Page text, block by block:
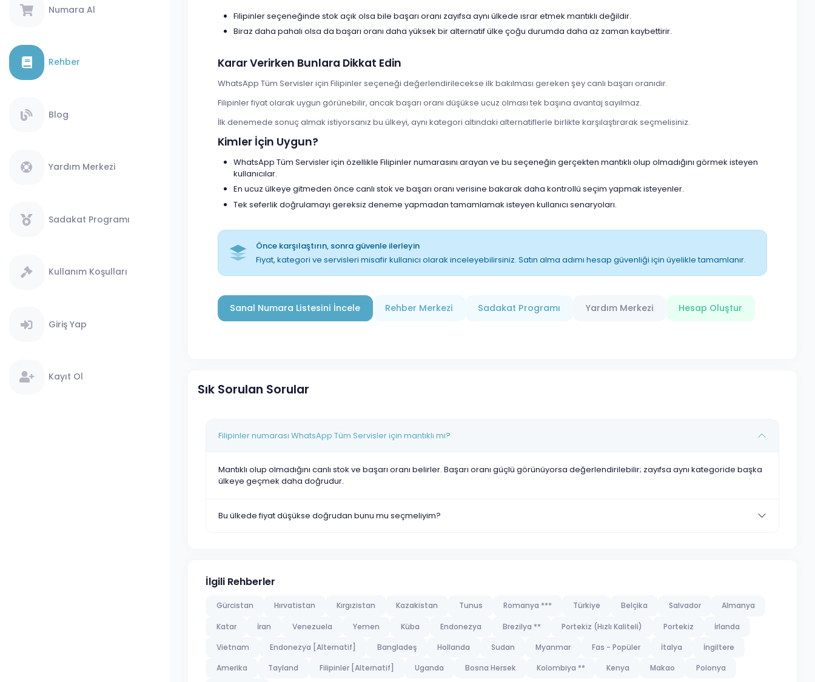
Numara Al
Rehber
Blog
Yardım Merkezi
Sadakat Programı
Kullanım Koşulları
Giriş Yap
Kayıt Ol
Filipinler seçeneğinde stok açık olsa bile başarı oranı zayıfsa aynı ülkede ısrar etmek mantıklı değildir.
Biraz daha pahalı olsa da başarı oranı daha yüksek bir alternatif ülke çoğu durumda daha az zaman kaybettirir.
Karar Verirken Bunlara Dikkat Edin
WhatsApp Tüm Servisler için Filipinler seçeneği değerlendirilecekse ilk bakılması gereken şey canlı başarı oranıdır.
Filipinler fiyat olarak uygun görünebilir, ancak başarı oranı düşükse ucuz olması tek başına avantaj sayılmaz.
İlk denemede sonuç almak istiyorsanız bu ülkeyi, aynı kategori altındaki alternatiflerle birlikte karşılaştırarak seçmelisiniz.
Kimler İçin Uygun?
WhatsApp Tüm Servisler için özellikle Filipinler numarasını arayan ve bu seçeneğin gerçekten mantıklı olup olmadığını görmek isteyen
kullanıcılar.
En ucuz ülkeye gitmeden önce canlı stok ve başarı oranı verisine bakarak daha kontrollü seçim yapmak isteyenler.
Tek seferlik doğrulamayı gereksiz deneme yapmadan tamamlamak isteyen kullanıcı senaryoları.
Önce karşılaştırın, sonra güvenle ilerleyin
Fiyat, kategori ve servisleri misafir kullanıcı olarak inceleyebilirsiniz. Satın alma adımı hesap güvenliği için üyelikle tamamlanır.
Sanal Numara Listesini İncele Rehber Merkezi Sadakat Programı Yardım Merkezi Hesap Oluştur
Sık Sorulan Sorular
Filipinler numarası WhatsApp Tüm Servisler için mantıklı mı?
Mantıklı olup olmadığını canlı stok ve başarı oranı belirler. Başarı oranı güçlü görünüyorsa değerlendirilebilir; zayıfsa aynı kategoride başka
ülkeye geçmek daha doğrudur.
Bu ülkede fiyat düşükse doğrudan bunu mu seçmeliyim?
İlgili Rehberler
Gürcistan Hırvatistan Kırgızistan Kazakistan Tunus Romanya *** Türkiye Belçika Salvador Almanya
Katar İran Venezuela Yemen Küba Endonezya Brezilya ** Portekiz (Hızlı Kaliteli) Portekiz İrlanda
Vietnam Endonezya [Alternatif] Bangladeş Hollanda Sudan Myanmar Fas - Popüler İtalya İngiltere
Amerika Tayland Filipinler [Alternatif] Uganda Bosna Hersek Kolombiya ** Kenya Makao Polonya